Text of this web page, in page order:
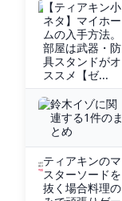
【ティアキン小
ネタ】マイホー
ムの入手方法。
部屋は武器・防
具スタンドがオ
ススメ【ゼ...
鈴木イゾに関
連する1件のま
とめ
ティアキンのマ
スターソードを
抜く場合料理の